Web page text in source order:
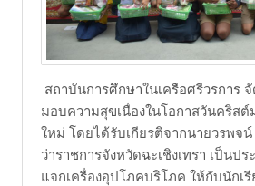
สถาบันการศึกษาในเครือศรีวรการ
มอบความสุขเนื่องในโอกาสวันคริส
ใหม่ โดยได้รับเกียรติจากนายวรพจน์
ว่าราชการจังหวัดฉะเชิงเทรา เป็นป
แจกเครื่องอุปโภคบริโภค ให้กับนักเ